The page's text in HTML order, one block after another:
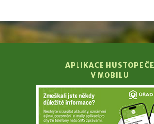
APLIKACE HUSTOPEČE
V MOBILU